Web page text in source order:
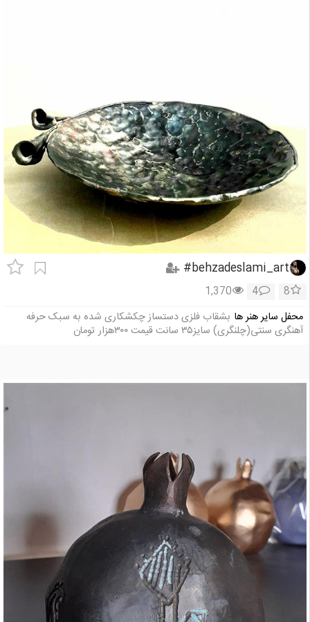
behzadeslami_art#
8
4
1,370
محفل سایر هنر ها بشقاب فلزی دستساز چکشکاری شده به سبک حرفه
آهنگری سنتی(چلنگری) سایز۳۵ سانت قیمت ۳۰۰هزار تومان